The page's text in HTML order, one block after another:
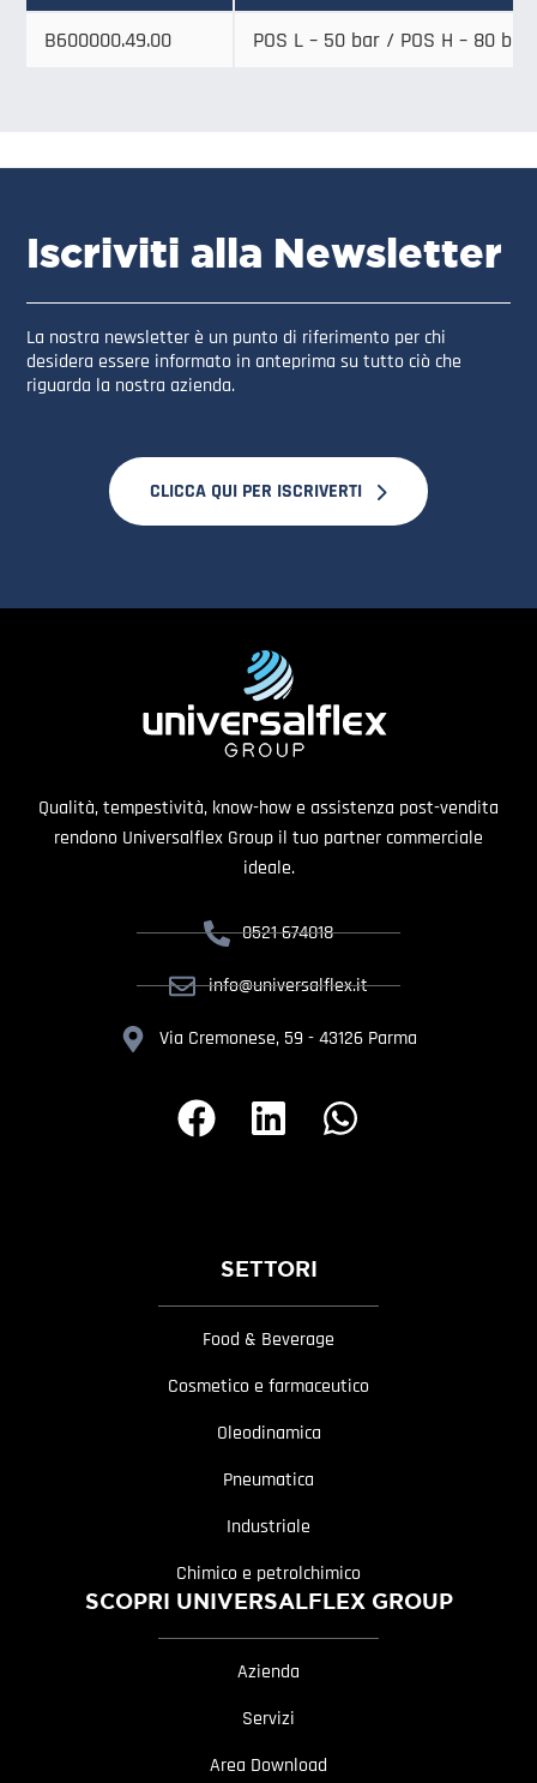
B600000.49.00 POS L – 50 bar / POS H – 80 bar
Iscriviti alla Newsletter
La nostra newsletter è un punto di riferimento per chi
desidera essere informato in anteprima su tutto ciò che
riguarda la nostra azienda.
CLICCA QUI PER ISCRIVERTI
Qualità, tempestività, know-how e assistenza post-vendita
rendono Universalflex Group il tuo partner commerciale
ideale.
0521 674018
info@universalflex.it
Via Cremonese, 59 - 43126 Parma
SETTORI
Food & Beverage
Cosmetico e farmaceutico
Oleodinamica
Pneumatica
Industriale
Chimico e petrolchimico
SCOPRI UNIVERSALFLEX GROUP
Azienda
Servizi
Area Download